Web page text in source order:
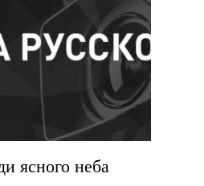
ясного неба